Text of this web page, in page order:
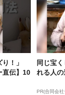
！」
直伝】10
同じ宝
れる人
PR(合同会